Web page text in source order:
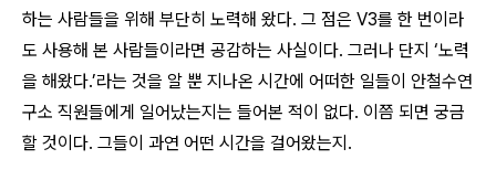
하는 사람들을 위해 부단히 노력해 왔다. 그 점은 V3를 한 번이라
도 사용해 본 사람들이라면 공감하는 사실이다. 그러나 단지 ‘노력
을 해왔다.’라는 것을 알 뿐 지나온 시간에 어떠한 일들이 안철수연
구소 직원들에게 일어났는지는 들어본 적이 없다. 이쯤 되면 궁금
할 것이다. 그들이 과연 어떤 시간을 걸어왔는지.